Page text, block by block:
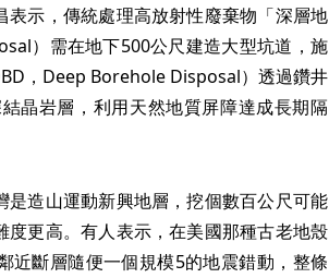
示，傳統處理高放射性廢棄物「深層地
）需在地下500公尺建造大型坑道，施
，Deep Borehole Disposal）透過鑽井
晶岩層，利用天然地質屏障達成長期隔
造山運動新興地層，挖個數百公尺可能
更高。有人表示，在美國那種古老地殼
近斷層隨便一個規模5的地震錯動，整條